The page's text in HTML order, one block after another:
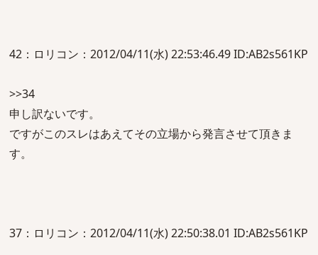
42：ロリコン：2012/04/11(水) 22:53:46.49 ID:AB2s561KP
>>34
申し訳ないです。
ですがこのスレはあえてその立場から発言させて頂きま
す。
37：ロリコン：2012/04/11(水) 22:50:38.01 ID:AB2s561KP